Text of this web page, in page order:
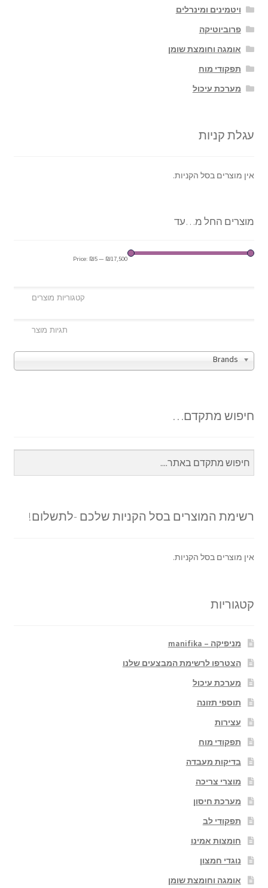
ויטמינים ומינרלים
פרוביוטיקה
אומגה וחומצת שומן
תפקודי מוח
מערכת עיכול
עגלת קניות
אין מוצרים בסל הקניות.
מוצרים החל מ…עד
Price: ₪5— ₪17,500
Brands
חיפוש מתקדם…
רשימת המוצרים בסל הקניות שלכם -לתשלום!
אין מוצרים בסל הקניות.
קטגוריות
מניפיקה – manifika
הצטרפו לרשימת המבצעים שלנו
מערכת עיכול
תוספי תזונה
עצירות
תפקודי מוח
בדיקות מעבדה
מוצרי צריכה
מערכת חיסון
תפקודי לב
חומצות אמינו
נוגדי חמצון
אומגה וחומצת שומן